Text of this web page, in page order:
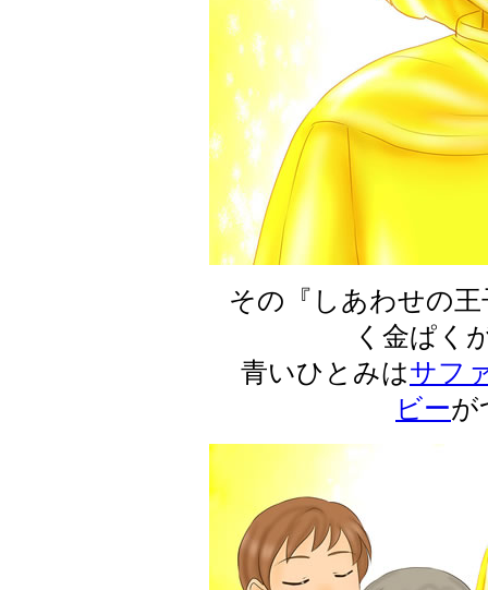
その『しあわせの王
く金ぱく
青いひとみはサフ
ビーが